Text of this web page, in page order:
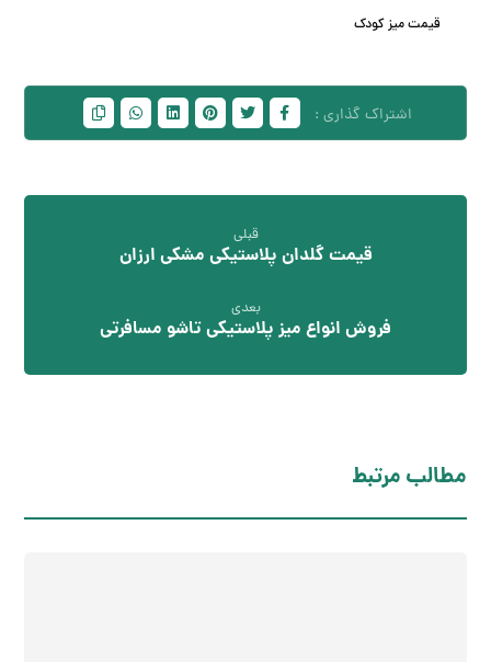
قیمت میز کودک
قبلی
قیمت گلدان پلاستیکی مشکی ارزان
بعدی
فروش انواع میز پلاستیکی تاشو مسافرتی
مطالب مرتبط